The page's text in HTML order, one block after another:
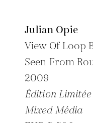
Julian Opie
View Of Loop
Seen From
2009
Édition Limitée
Mixed Média